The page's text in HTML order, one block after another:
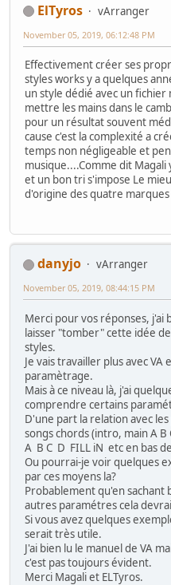
ElTyros
vArranger
November 05, 2019, 06:12:48 PM
Effectivement créer ses
styles works y a quelques
un style dédié avec un
mettre les mains dans le
pour un résultat souvent
cause c'est la complexité a
temps non négligeable et
musique....Comme dit Magali
et un bon tri s'impose Le
d'origine des quatre
danyjo
vArranger
November 05, 2019, 08:44:15 PM
Merci pour vos réponses, j'ai
laisser "tomber" cette idée
styles.
Je vais travailler plus avec VA
paramètrage.
Mais à ce niveau là, j'ai
comprendre certains
D'une part la relation avec
songs chords (intro, main A
A B C D FILL iN etc en bas
Ou pourrai-je voir quelques
par ces moyens la?
Probablement qu'en sachant
autres paramétres cela
Si vous avez quelques
serait très utile.
J'ai bien lu le manuel de VA
c'est pas toujours évident.
Merci Magali et ELTyros.